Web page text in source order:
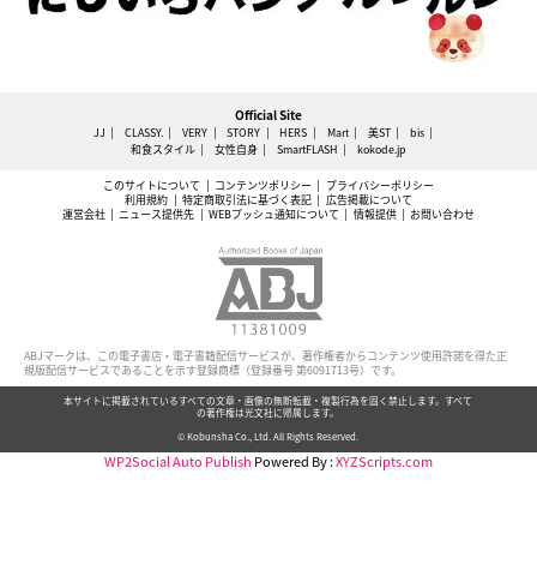
Official Site
JJ CLASSY. VERY STORY HERS Mart 美ST
bis
和食スタイル
女性自身 SmartFLASH kokode.jp
このサイトについて コンテンツポリシー
プライバシーポリシー
利用規約
特定商取引法に基づく表記
広告掲載について
運営会社
ニュース提供先 WEBプッシュ通知について 情報提供 お問い合わせ
ABJマークは、この電子書店・電子書籍配信サービスが、著作権者からコンテンツ使用許諾を得た正
規版配信サービスであることを示す登録商標（登録番号 第6091713号）です。
本サイトに掲載されているすべての文章・画像の無断転載・複製行為を固く禁止します。すべて
の著作権は光文社に帰属します。
© Kobunsha Co., Ltd. All Rights Reserved.
WP2Social Auto Publish Powered By :XYZScripts.com